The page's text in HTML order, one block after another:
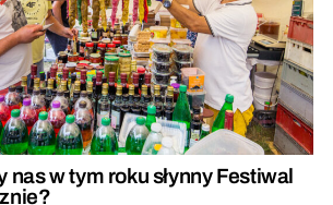
nas w tym roku słynny Festiwal